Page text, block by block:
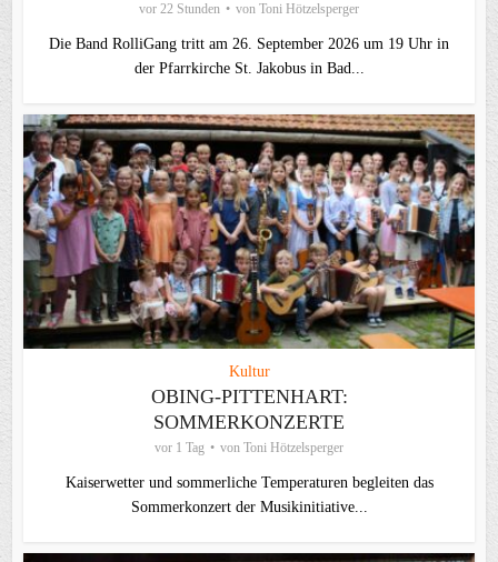
vor 22 Stunden von Toni Hötzelsperger
Die Band RolliGang tritt am 26. September 2026 um 19 Uhr in
der Pfarrkirche St. Jakobus in Bad...
Kultur
OBING-PITTENHART:
SOMMERKONZERTE
vor 1 Tag von Toni Hötzelsperger
Kaiserwetter und sommerliche Temperaturen begleiten das
Sommerkonzert der Musikinitiative...